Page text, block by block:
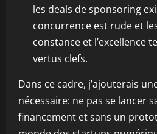
les deals de sponsoring
concurrence est rude et
constance et l’excellence
vertus clefs.
Dans ce cadre, j’ajouterais
nécessaire: ne pas se lancer
financement et sans un